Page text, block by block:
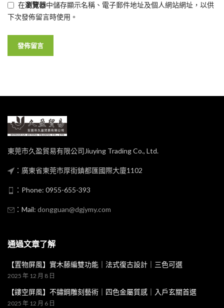
在瀏覽器中儲存顯示名稱、電子郵件地址及個人網站網址，以供
下次發佈留言時使用。
東莞市久盈貿易有限公司Jiuying Trading Co., Ltd.
：廣東省東莞市厚街鎮都匯國際大廈1102
：Phone: 0955-655-393
：Mail: dongguan@dgjymy.com
通過文章了解
【置物屏風】實木藤編雙功能｜法式復古設計｜三色可選
2025 年 12 月 8 日
【鏤空屏風】不鏽鋼雕刻藝術｜四色金屬質感｜入戶玄關首選
2025 年 12 月 6 日